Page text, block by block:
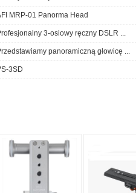
MRP-01 Panorma Head
3-osiowy ręczny DSLR ...
panoramiczną głowicę ...
3SD